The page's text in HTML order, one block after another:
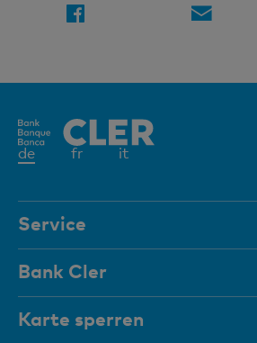
deAktives
fr it
Service
Hilfe & Kontakt
Dokumente
Magazin
Bank Cler
Über uns
Karte sperren